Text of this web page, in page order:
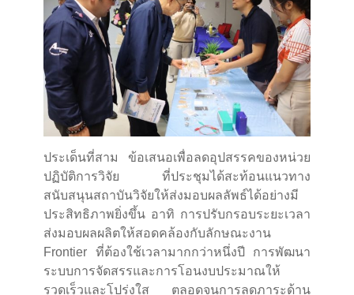
ประเด็นที่สาม ข้อเสนอเพื่อลดอุปสรรคของหน่วย
ปฏิบัติการวิจัย ที่ประชุมได้สะท้อนแนวทาง
สนับสนุนสถาบันวิจัยให้ส่งมอบผลลัพธ์ได้อย่างมี
ประสิทธิภาพยิ่งขึ้น อาทิ การปรับกรอบระยะเวลา
ส่งมอบผลผลิตให้สอดคล้องกับลักษณะงาน
Frontier ที่ต้องใช้เวลามากกว่าหนึ่งปี การพัฒนา
ระบบการจัดสรรและการโอนงบประมาณให้
รวดเร็วและโปร่งใส ตลอดจนการลดภาระด้าน